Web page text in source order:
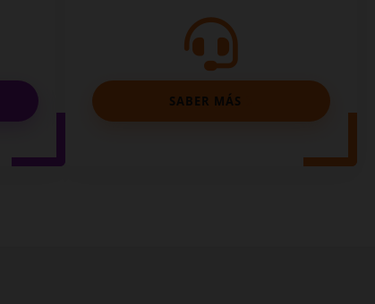
SABER MÁS